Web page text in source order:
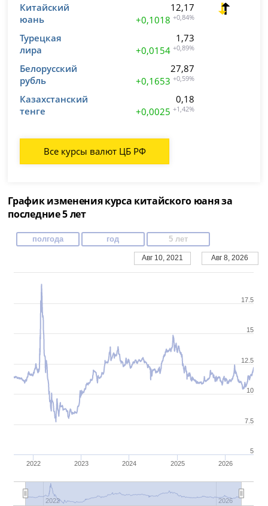
Китайский
юань
12,17
+0,1018 +0,84%
Турецкая
лира
1,73
+0,0154 +0,89%
Белорусский
рубль
27,87
+0,1653 +0,59%
Казахстанский
тенге
0,18
+0,0025 +1,42%
Все курсы валют ЦБ РФ
График изменения курса китайского юаня за
последние 5 лет
2022 2023 2024 2025 2026
2022 2026
10
5
7.5
12.5
15
17.5
полгода год 5 лет
Авг 10, 2021 Авг 8, 2026